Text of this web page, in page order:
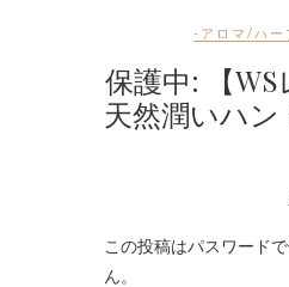
-アロマ/ハー
保護中: 【
天然潤いハ
この投稿はパスワード
ん。